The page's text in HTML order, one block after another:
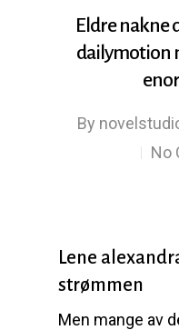
Eldre nakne
dailymotion
By
No
Lene
strømmen
Men mange av